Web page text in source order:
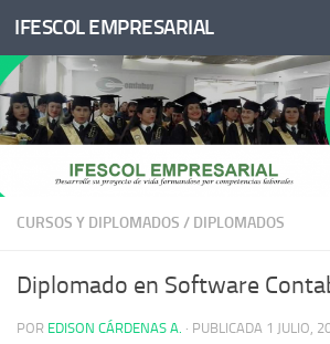
Saltar al contenido
IFESCOL EMPRESARIAL
CURSOS Y DIPLOMADOS / DIPLOMADOS
Diplomado en Software
POR EDISON CÁRDENAS A. · PUBLICADA 1 JULIO,